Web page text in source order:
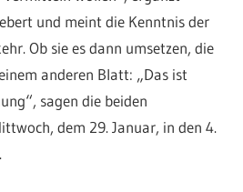
und meint die Kenntnis der
Ob sie es dann umsetzen, die
anderen Blatt: „Das ist
sagen die beiden
dem 29. Januar, in den 4.